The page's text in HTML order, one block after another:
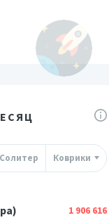
Солитер Коврики
1 906 616